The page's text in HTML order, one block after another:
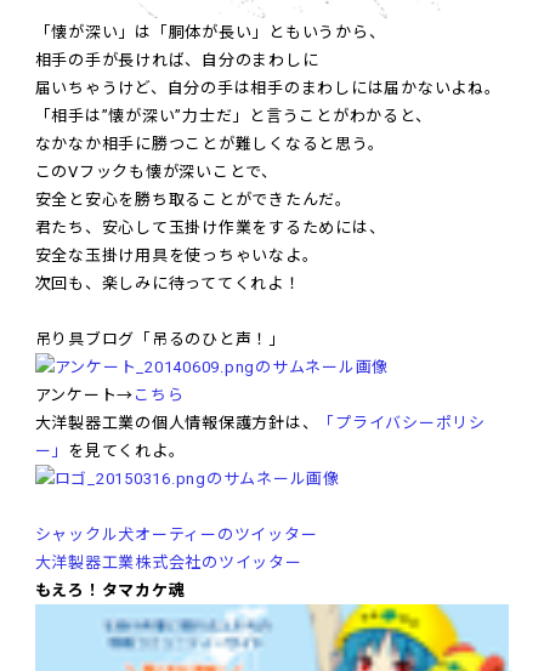
「懐が深い」は「胴体が長い」ともいうから、
相手の手が長ければ、自分のまわしに
届いちゃうけど、自分の手は相手のまわしには届かないよね。
「相手は”懐が深い”力士だ」と言うことがわかると、
なかなか相手に勝つことが難しくなると思う。
このVフックも懐が深いことで、
安全と安心を勝ち取ることができたんだ。
君たち、安心して玉掛け作業をするためには、
安全な玉掛け用具を使っちゃいなよ。
次回も、楽しみに待っててくれよ！
吊り具ブログ「吊るのひと声！」
アンケート→ こちら
大洋製器工業の個人情報保護方針は、
「プライバシーポリシ
ー」 を見てくれよ。
シャックル犬オーティーのツイッター
大洋製器工業株式会社のツイッター
もえろ！タマカケ魂